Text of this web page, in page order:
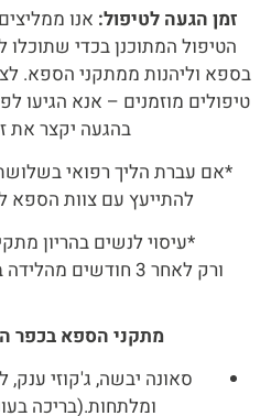
זמן הגעה לטיפול:
הטיפול המתוכנן בכדי
בספא וליהנות ממתקני הספא.
טיפולים מוזמנים – אנא הגיעו
בהגעה יקצר את
*אם עברת הליך רפואי
להתייעץ עם צוות הספא
*עיסוי לנשים בהריון
ורק לאחר 3 חודשים מהלידה במקרה של ניתוח קיסרי
מתקני הספא בכפר
סאונה יבשה, ג'קוזי ענק,
ומלתחות.(בריכה